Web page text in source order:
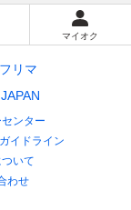
マイオク
リマ
ンター
ガイドライン
いて
わせ